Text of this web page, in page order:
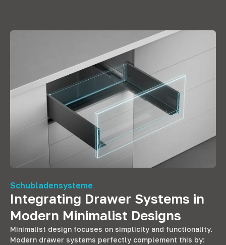
Schubladensysteme
Integrating Drawer Systems in
Modern Minimalist Designs
Minimalist design focuses on simplicity and functionality.
Modern drawer systems perfectly complement this by: